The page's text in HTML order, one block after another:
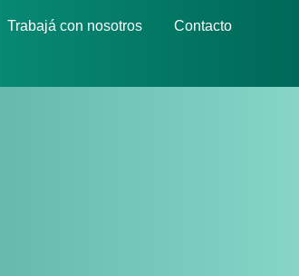
Trabajá con nosotros Contacto